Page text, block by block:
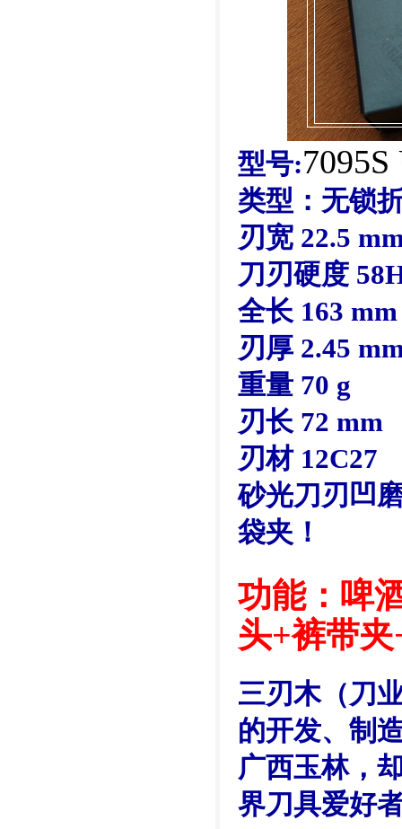
型号:7095S
类型：无锁
刃宽 22.5
刀刃硬度
全长 163 mm
刃厚 2.45
重量 70 g
刃长 72 mm
刃材 12C27
砂光刀刃凹
袋夹！
功能：啤
头+裤带
三刃木（刀
的开发、制
广西玉林，
界刀具爱好